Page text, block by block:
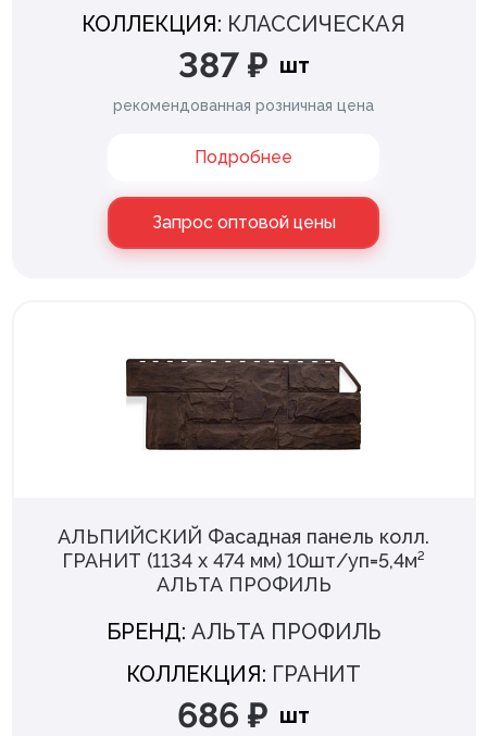
КОЛЛЕКЦИЯ: КЛАССИЧЕСКАЯ
387 ₽ шт
рекомендованная розничная цена
Подробнее
Запрос оптовой цены
АЛЬПИЙСКИЙ Фасадная панель колл.
ГРАНИТ (1134 х 474 мм) 10шт/уп=5,4м²
АЛЬТА ПРОФИЛЬ
БРЕНД: АЛЬТА ПРОФИЛЬ
КОЛЛЕКЦИЯ: ГРАНИТ
686 ₽ шт